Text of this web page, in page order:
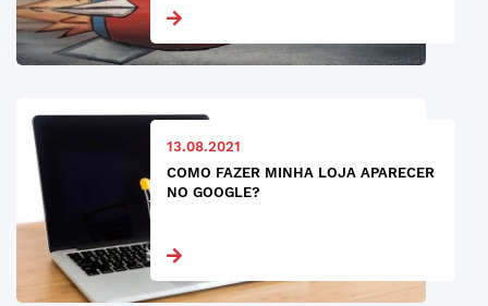
13.08.2021
COMO FAZER MINHA LOJA APARECER
NO GOOGLE?